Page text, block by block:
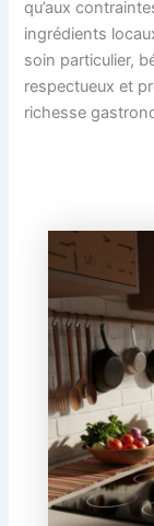
qu’aux
ingrédients
soin particulier,
respectueux et
richesse